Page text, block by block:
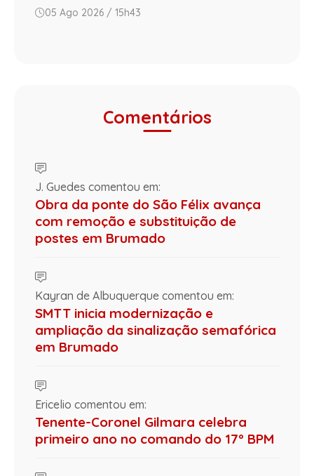
05 Ago 2026 / 15h43
Comentários
J. Guedes comentou em:
Obra da ponte do São Félix avança
com remoção e substituição de
postes em Brumado
Kayran de Albuquerque comentou em:
SMTT inicia modernização e
ampliação da sinalização semafórica
em Brumado
Ericelio comentou em:
Tenente-Coronel Gilmara celebra
primeiro ano no comando do 17º BPM